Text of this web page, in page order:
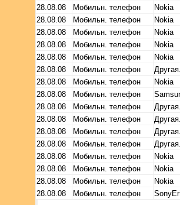
28.08.08
Мобильн. телефон Nokia
28.08.08
Мобильн. телефон Nokia
28.08.08
Мобильн. телефон Nokia
28.08.08
Мобильн. телефон Nokia
28.08.08
Мобильн. телефон Nokia
28.08.08
Мобильн. телефон
28.08.08
Мобильн. телефон Nokia
28.08.08
Мобильн. телефон
28.08.08
Мобильн. телефон
28.08.08
Мобильн. телефон
28.08.08
Мобильн. телефон
28.08.08
Мобильн. телефон
28.08.08
Мобильн. телефон Nokia
28.08.08
Мобильн. телефон Nokia
28.08.08
Мобильн. телефон Nokia
28.08.08
Мобильн. телефон